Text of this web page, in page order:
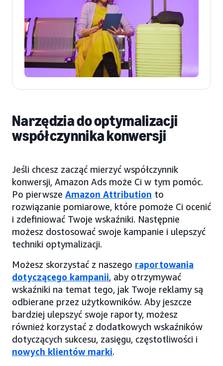
Narzędzia do optymalizacji
współczynnika konwersji
Jeśli chcesz zacząć mierzyć współczynnik
konwersji, Amazon Ads może Ci w tym pomóc.
Po pierwsze Amazon Attribution to
rozwiązanie pomiarowe, które pomoże Ci ocenić
i zdefiniować Twoje wskaźniki. Następnie
możesz dostosować swoje kampanie i ulepszyć
techniki optymalizacji.
Możesz skorzystać z naszego raportowania
dotyczącego kampanii, aby otrzymywać
wskaźniki na temat tego, jak Twoje reklamy są
odbierane przez użytkowników. Aby jeszcze
bardziej ulepszyć swoje raporty, możesz
również korzystać z dodatkowych wskaźników
dotyczących sukcesu, zasięgu, częstotliwości i
nowych klientów marki.